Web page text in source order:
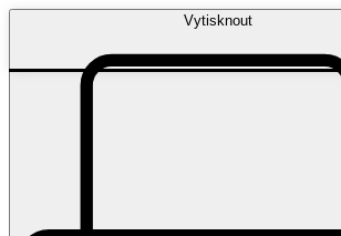
Vytisknout